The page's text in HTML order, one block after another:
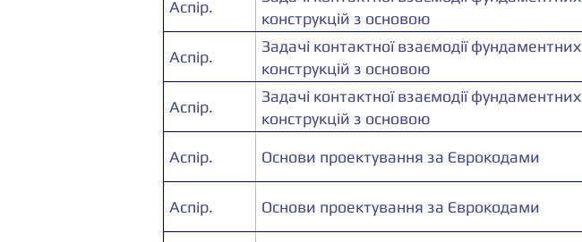
Аспір.
конструкцій з основою
Аспір.
Задачі контактної взаємодії фундаментних
конструкцій з основою
Аспір.
Задачі контактної взаємодії фундаментних
конструкцій з основою
Аспір. Основи проектування за Єврокодами
Аспір. Основи проектування за Єврокодами